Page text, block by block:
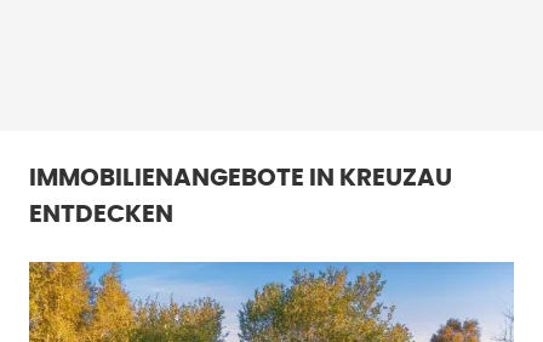
IMMOBILIENANGEBOTE IN KREUZAU
ENTDECKEN